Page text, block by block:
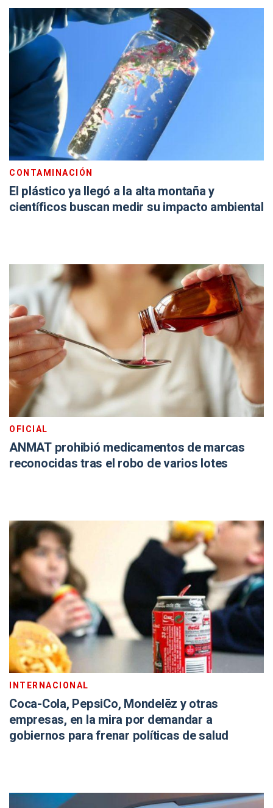
CONTAMINACIÓN
El plástico ya llegó a la alta montaña y
científicos buscan medir su impacto ambiental
OFICIAL
ANMAT prohibió medicamentos de marcas
reconocidas tras el robo de varios lotes
INTERNACIONAL
Coca-Cola, PepsiCo, Mondelēz y otras
empresas, en la mira por demandar a
gobiernos para frenar políticas de salud